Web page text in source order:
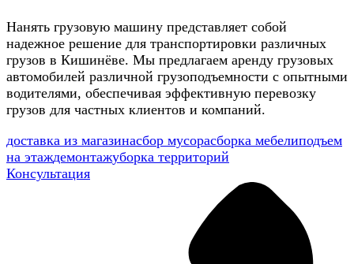
Нанять грузовую машину представляет собой
надежное решение для транспортировки различных
грузов в Кишинёве. Мы предлагаем аренду грузовых
автомобилей различной грузоподъемности с опытными
водителями, обеспечивая эффективную перевозку
грузов для частных клиентов и компаний.
доставка из магазинасбор мусорасборка мебелиподъем
на этаждемонтажуборка территорий
Консультация